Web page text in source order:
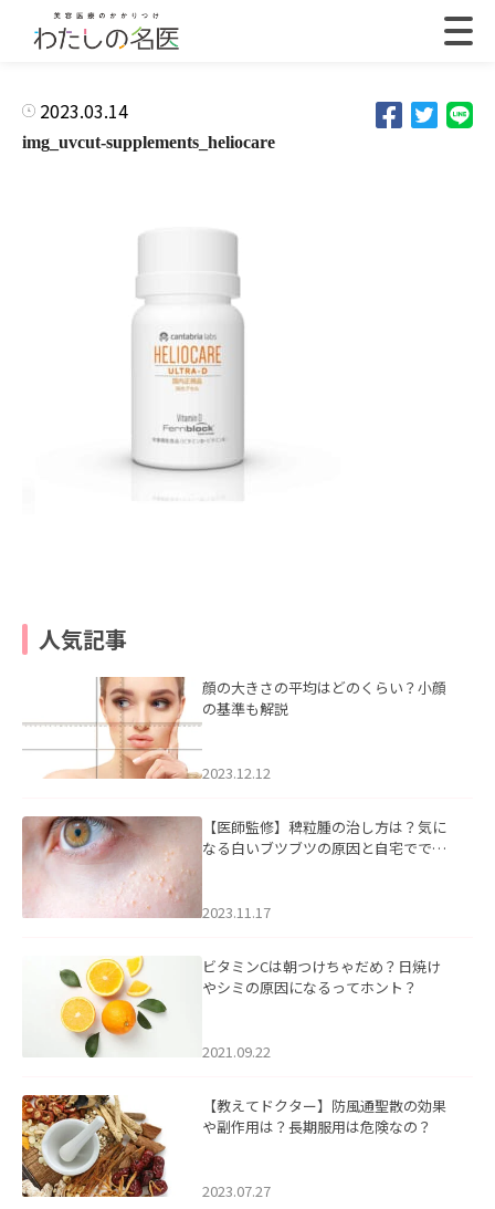
2023.03.14
img_uvcut-supplements_heliocare
人気記事
顔の大きさの平均はどのくらい？小顔
の基準も解説
2023.12.12
【医師監修】稗粒腫の治し方は？気に
なる白いブツブツの原因と自宅ででき
2023.11.17
ビタミンCは朝つけちゃだめ？日焼け
やシミの原因になるってホント？
2021.09.22
【教えてドクター】防風通聖散の効果
や副作用は？長期服用は危険なの？
2023.07.27